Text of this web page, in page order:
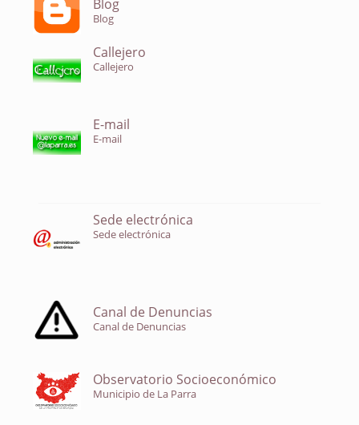
Blog
Blog
Callejero
Callejero
E-mail
E-mail
Sede electrónica
Sede electrónica
Canal de Denuncias
Canal de Denuncias
Observatorio Socioeconómico
Municipio de La Parra